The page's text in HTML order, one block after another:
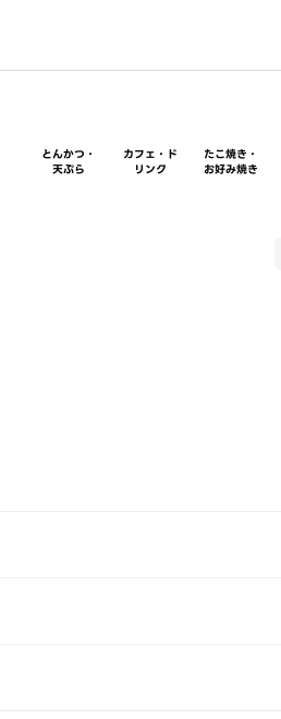
とんかつ・
天ぷら
カフェ・ド
リンク
たこ焼き・
お好み焼き